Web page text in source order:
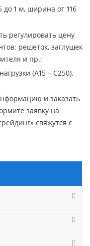
1 м, ширина от 116
регулировать цену
решеток, заглушек
и пр.;
(А15 – С250).
и заказать
заявку на
свяжутся с